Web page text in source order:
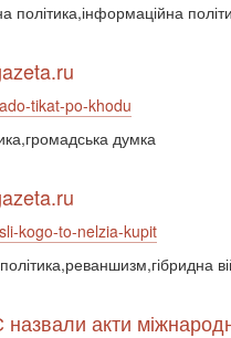
політика,інформаційна
tikat-po-khodu
думка
kogo-to-nelzia-kupit
акти